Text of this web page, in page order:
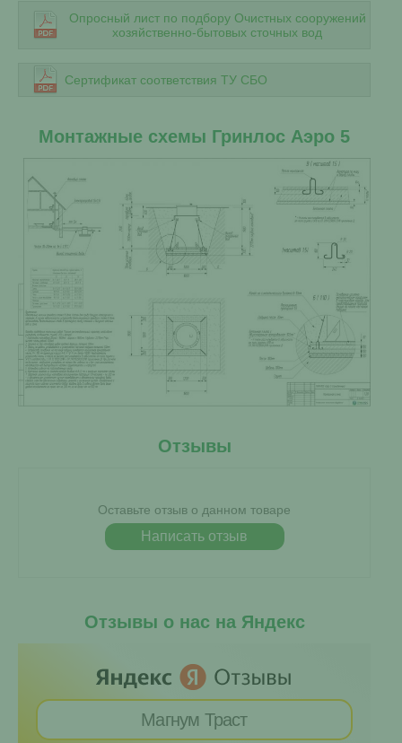
Опросный лист по подбору Очистных сооружений
хозяйственно-бытовых сточных вод
Сертификат соответствия ТУ СБО
Монтажные схемы Гринлос Аэро 5
Отзывы
Оставьте отзыв о данном товаре
Написать отзыв
Отзывы о нас на Яндекс
Магнум Траст